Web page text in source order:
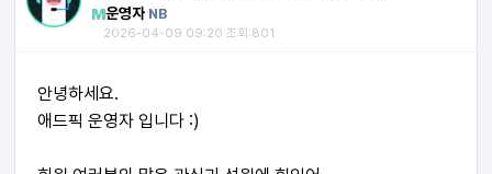
운영자 NB
2026-04-09 09:20 조회:801
안녕하세요.
애드픽 운영자 입니다 :)